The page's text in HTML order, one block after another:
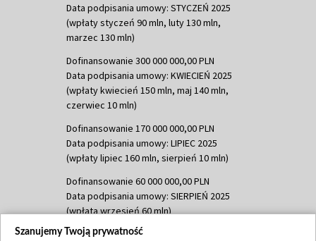
Data podpisania umowy: STYCZEŃ 2025
(wpłaty styczeń 90 mln, luty 130 mln,
marzec 130 mln)
Dofinansowanie 300 000 000,00 PLN
Data podpisania umowy: KWIECIEŃ 2025
(wpłaty kwiecień 150 mln, maj 140 mln,
czerwiec 10 mln)
Dofinansowanie 170 000 000,00 PLN
Data podpisania umowy: LIPIEC 2025
(wpłaty lipiec 160 mln, sierpień 10 mln)
Dofinansowanie 60 000 000,00 PLN
Data podpisania umowy: SIERPIEŃ 2025
(wpłata wrzesień 60 mln)
Dofinansowanie 635 783 051,21 PLN
Szanujemy Twoją prywatność